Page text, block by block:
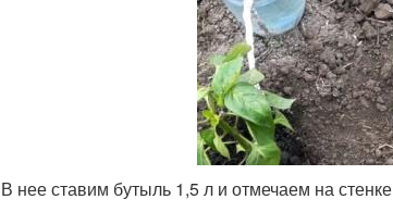
В нее ставим бутыль 1,5 л и отмечаем на